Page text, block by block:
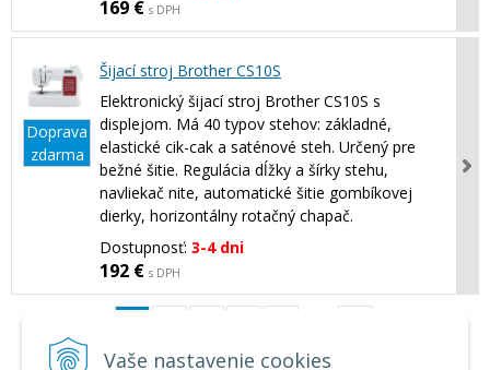
Vaše nastavenie cookies
169 € s DPH
Doprava
zdarma
Šijací stroj Brother CS10S
Elektronický šijací stroj Brother CS10S s
displejom. Má 40 typov stehov: základné,
elastické cik-cak a saténové steh. Určený pre
bežné šitie. Regulácia dĺžky a šírky stehu,
navliekač nite, automatické šitie gombíkovej
dierky, horizontálny rotačný chapač.
Dostupnosť: 3-4 dni
192 € s DPH